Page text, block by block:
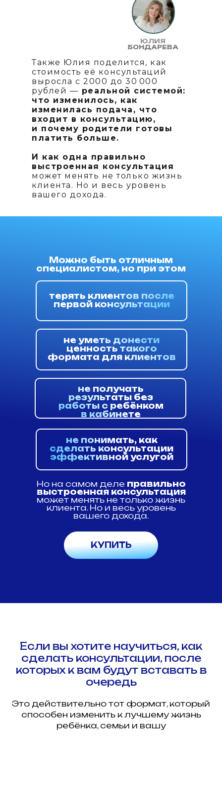
ЮЛИЯ
БОНДАРЕВА
Также Юлия поделится, как
стоимость её консультаций
выросла с 2000 до 30 000
рублей — реальной системой:
что изменилось, как
изменилась подача, что
входит в консультацию,
и почему родители готовы
платить больше.
И как одна правильно
выстроенная консультация
может менять не только жизнь
клиента. Но и весь уровень
вашего дохода.
Можно быть отличным
специалистом, но при этом
терять клиентов после
первой консультации
Но на самом деле правильно
выстроенная консультация
может менять не только жизнь
клиента. Но и весь уровень
вашего дохода.
не уметь донести
ценность такого
формата для клиентов
не получать
результаты без
работы с ребёнком
в кабинете
не понимать, как
сделать консультации
эффективной услугой
КУПИТЬ
Если вы хотите научиться, как
сделать консультации, после
которых к вам будут вставать в
очередь
Это действительно тот формат, который
способен изменить к лучшему жизнь
ребёнка, семьи и вашу